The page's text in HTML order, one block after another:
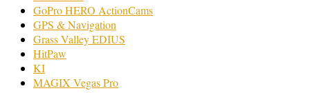
GoPro HERO ActionCams
GPS & Navigation
Grass Valley EDIUS
HitPaw
KI
MAGIX Vegas Pro